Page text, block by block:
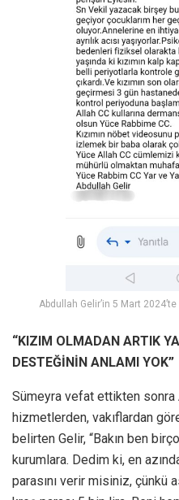
Abdullah Gelir’in 5 Mart
“KIZIM OLMADAN ARTIK
DESTEĞİNİN ANLAMI YOK”
Sümeyra vefat ettikten sonra
hizmetlerden, vakıflardan
belirten Gelir, “Bakın ben
kurumlara. Dedim ki, en
parasını verir misiniz, çünkü